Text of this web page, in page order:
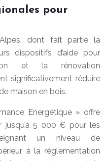
pour
Alpes, dont fait partie la
dispositifs d’aide pour
et la rénovation
significativement réduire
maison en bois.
Energétique » offre
jusqu’à 5 000 € pour les
un niveau de
à la réglementation